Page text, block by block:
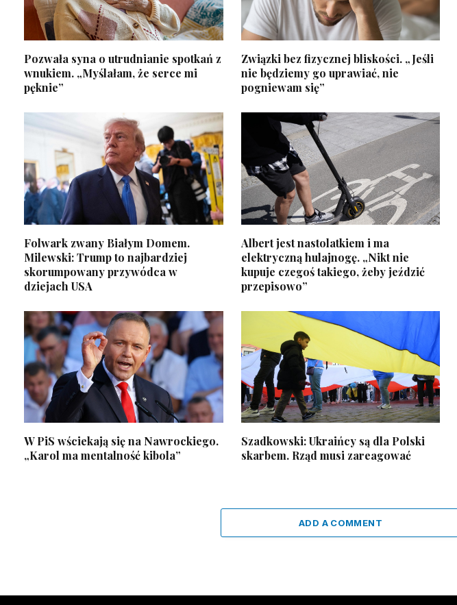
Pozwała syna o utrudnianie spotkań z
wnukiem. „Myślałam, że serce mi
pęknie”
Związki bez fizycznej bliskości. „Jeśli
nie będziemy go uprawiać, nie
pogniewam się”
Folwark zwany Białym Domem.
Milewski: Trump to najbardziej
skorumpowany przywódca w
dziejach USA
Albert jest nastolatkiem i ma
elektryczną hulajnogę. „Nikt nie
kupuje czegoś takiego, żeby jeździć
przepisowo”
W PiS wściekają się na Nawrockiego.
„Karol ma mentalność kibola”
Szadkowski: Ukraińcy są dla Polski
skarbem. Rząd musi zareagować
ADD A COMMENT